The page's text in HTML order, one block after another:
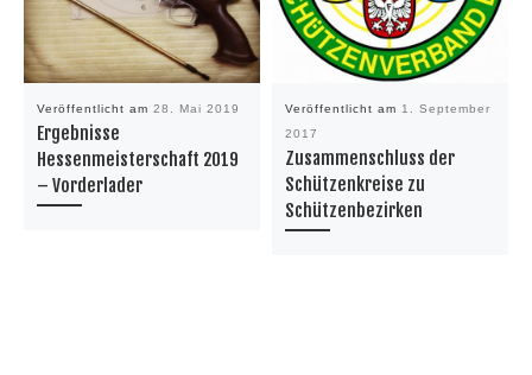
Veröffentlicht am 28. Mai 2019
Ergebnisse
Hessenmeisterschaft 2019
– Vorderlader
Veröffentlicht am 1. September
2017
Zusammenschluss der
Schützenkreise zu
Schützenbezirken